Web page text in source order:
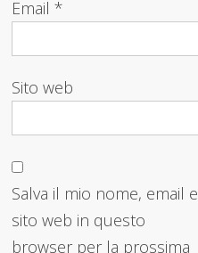
Email*
Sito web
Salva il mio nome, email e
sito web in questo
browser per la prossima